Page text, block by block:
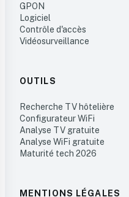
GPON
Logiciel
Contrôle d'accès
Vidéosurveillance
OUTILS
Recherche TV hôtelière
Configurateur WiFi
Analyse TV gratuite
Analyse WiFi gratuite
Maturité tech 2026
MENTIONS LÉGALES